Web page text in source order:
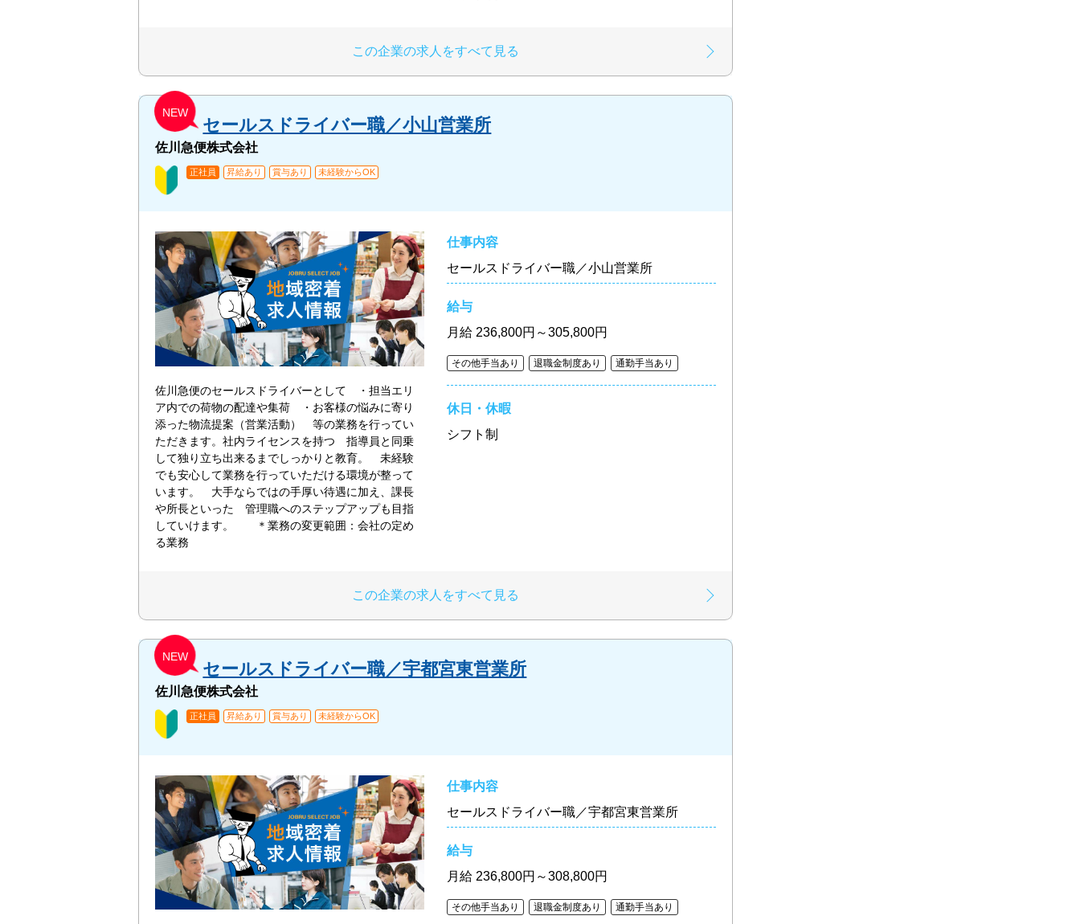
この企業の求人をすべて見る
NEW
セールスドライバー職／小山営業所
佐川急便株式会社
正社員 昇給あり 賞与あり 未経験からOK
佐川急便のセールスドライバーとして ・担当エリ
ア内での荷物の配達や集荷 ・お客様の悩みに寄り
添った物流提案（営業活動） 等の業務を行ってい
ただきます。社内ライセンスを持つ 指導員と同乗
して独り立ち出来るまでしっかりと教育。 未経験
でも安心して業務を行っていただける環境が整って
います。 大手ならではの手厚い待遇に加え、課長
や所長といった 管理職へのステップアップも目指
していけます。 ＊業務の変更範囲：会社の定め
る業務
仕事内容
セールスドライバー職／小山営業所
給与
月給 236,800円～305,800円
その他手当あり 退職金制度あり 通勤手当あり
休日・休暇
シフト制
この企業の求人をすべて見る
NEW
セールスドライバー職／宇都宮東営業所
佐川急便株式会社
正社員 昇給あり 賞与あり 未経験からOK
仕事内容
セールスドライバー職／宇都宮東営業所
給与
月給 236,800円～308,800円
その他手当あり 退職金制度あり 通勤手当あり